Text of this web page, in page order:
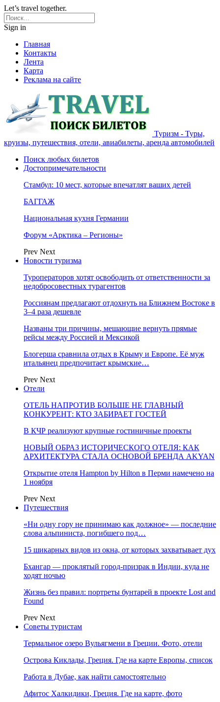
Let’s travel together.
Sign in
Главная
Контакты
Лента
Карта
Реклама на сайте
Туризм - Туры,
круизы, путешествия, отели, авиабилеты, аренда автомобилей
Поиск любых билетов
Достопримечательности
Стамбул: 10 мест, которые впечатлят ваших детей
БАГГАЖ
Национальная кухня Германии
Форум «Арктика – Регионы»
Prev Next
Новости туризма
Туроператоров хотят освободить от ответственности за
недобросовестных турагентов
Россиянам предлагают отдохнуть на Ближнем Востоке в
3–4 раза дешевле
Названы три причины, мешающие вернуть прямые
рейсы между Россией и Мексикой
Блогерша сравнила отдых в Крыму и Европе. Её муж
итальянец предпочитает крымские…
Prev Next
Отели
ОТЕЛЬ НАПРОТИВ БОЛЬШЕ НЕ ГЛАВНЫЙ
КОНКУРЕНТ: КТО ЗАБИРАЕТ ГОСТЕЙ
В КЧР реализуют крупные гостиничные проекты
НОВЫЙ ОБРАЗ ИСТОРИЧЕСКОГО ОТЕЛЯ: КАК
АРХИТЕКТУРА СТАЛА ОСНОВОЙ БРЕНДА AKYAN
Открытие отеля Hampton by Hilton в Перми намечено на
1 ноября
Prev Next
Путешествия
«Ни одну гору не принимаю как должное» — последние
слова альпиниста, погибшего под…
15 шикарных видов из окна, от которых захватывает дух
Бхангар — проклятый город-призрак в Индии, куда не
ходят ночью
Жизнь без правил: портреты бунтарей в проекте Lost and
Found
Prev Next
Советы туристам
Термальное озеро Вульягмени в Греции. Фото, отели
Острова Киклады, Греция. Где на карте Европы, список
Работа в Дубае, как найти самостоятельно
Афитос Халкидики, Греция. Где на карте, фото